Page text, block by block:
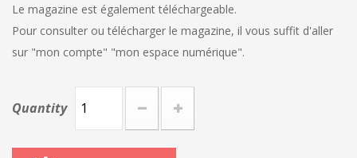
Le magazine est également téléchargeable.
Pour consulter ou télécharger le magazine, il vous suffit d'aller
sur "mon compte" "mon espace numérique".
Quantity